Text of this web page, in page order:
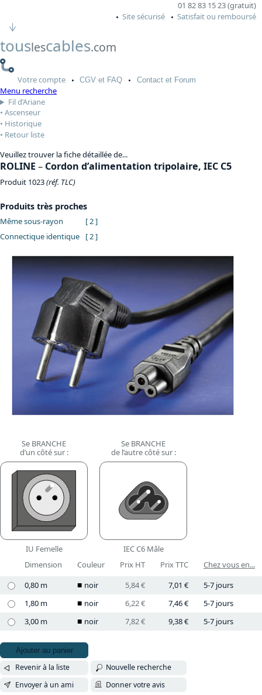
01 82 83 15 23 (gratuit)
Site sécurisé
Satisfait ou remboursé
touslescables.com
Votrecompte CGV et FAQ Contactet Forum
Menu recherche
Fil d’Ariane
Ascenseur
Historique
Retour liste
Veuillez trouver la fiche détaillée de...
ROLINE– Cordon d’alimentation tripolaire, IEC C5
Produit 1023(réf. TLC)
Produits très proches
Même sous-rayon
[ 2 ]
Connectique identique
[ 2 ]
Se BRANCHE
d’un côté sur :
IU Femelle
Se BRANCHE
de l’autre côté sur :
IEC C6 Mâle
Dimension
Couleur Prix HT Prix TTC
Chez vous en...
0,80 m
noir 5,84 € 7,01 €
5-7 jours
1,80 m
noir 6,22 € 7,46 €
5-7 jours
3,00 m
noir 7,82 € 9,38 € 5-7 jours
Ajouter au panier
Revenir à la liste
Nouvelle recherche
Envoyer à un ami
Donner votre avis